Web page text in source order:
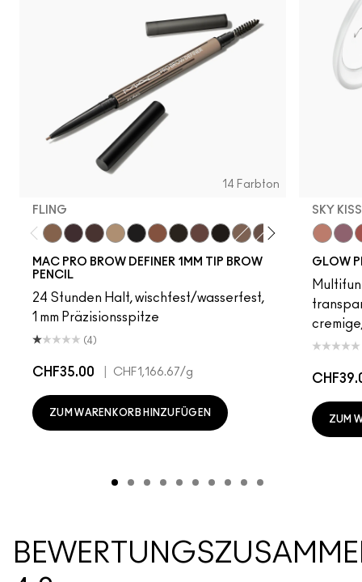
14 Farbton
FLING
MAC PRO BROW DEFINER 1MM TIP BROW
PENCIL
24 Stunden Halt, wischfest/wasserfest,
1 mm Präzisionsspitze
(4)
CHF35.00 CHF1,166.67/g
ZUM WARENKORB HINZUFÜGEN
SKY
GLOW
ZUM